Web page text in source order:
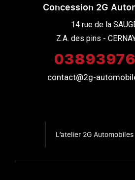
Concession 2G
14 rue de la
Z.A. des pins -
contact@2g-
L’atelier 2G Automobiles